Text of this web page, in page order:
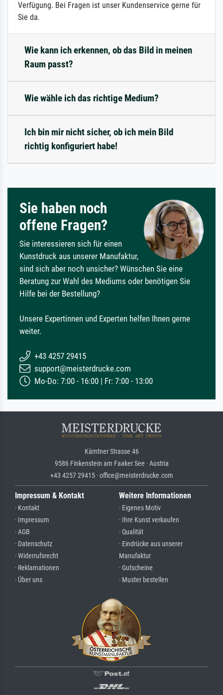
Verfügung. Bei Fragen ist unser Kundenservice gerne für
Sie da.
Wie kann ich erkennen, ob das Bild in meinen
Raum passt?
Wie wähle ich das richtige Medium?
Ich bin mir nicht sicher, ob ich mein Bild
richtig konfiguriert habe!
Sie haben noch
offene Fragen?
Sie interessieren sich für einen
Kunstdruck aus unserer Manufaktur,
sind sich aber noch unsicher? Wünschen Sie eine
Beratung zur Wahl des Mediums oder benötigen Sie
Hilfe bei der Bestellung?
Unsere Expertinnen und Experten helfen Ihnen gerne
weiter.
+43 4257 29415
support@meisterdrucke.com
Mo-Do: 7:00 - 16:00 | Fr: 7:00 - 13:00
Kärntner Strasse 46
9586 Finkenstein am Faaker See · Austria
+43 4257 29415 · office@meisterdrucke.com
Impressum & Kontakt
· Kontakt
· Impressum
· AGB
· Datenschutz
· Widerrufsrecht
· Reklamationen
· Über uns
Weitere Informationen
· Eigenes Motiv
· Ihre Kunst verkaufen
· Qualität
· Eindrücke aus unserer
Manufaktur
· Gutscheine
· Muster bestellen